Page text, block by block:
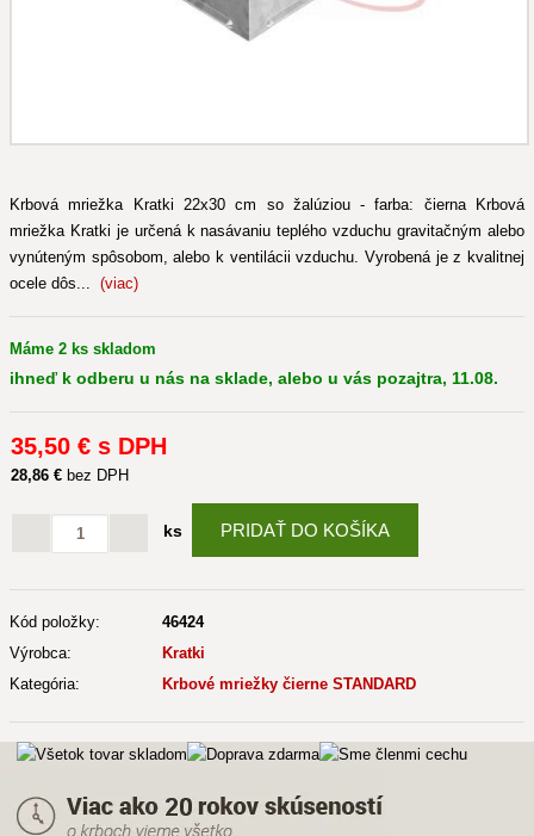
Krbová mriežka Kratki 22x30 cm so žalúziou - farba: čierna Krbová
mriežka Kratki je určená k nasávaniu teplého vzduchu gravitačným alebo
vynúteným spôsobom, alebo k ventilácii vzduchu. Vyrobená je z kvalitnej
ocele dôs... (viac)
Máme 2 ks skladom
ihneď k odberu u nás na sklade, alebo u vás pozajtra, 11.08.
35,50 € s DPH
28,86 € bez DPH
ks PRIDAŤ DO KOŠÍKA
Kód položky:
46424
Výrobca:
Kratki
Kategória:
Krbové mriežky čierne STANDARD